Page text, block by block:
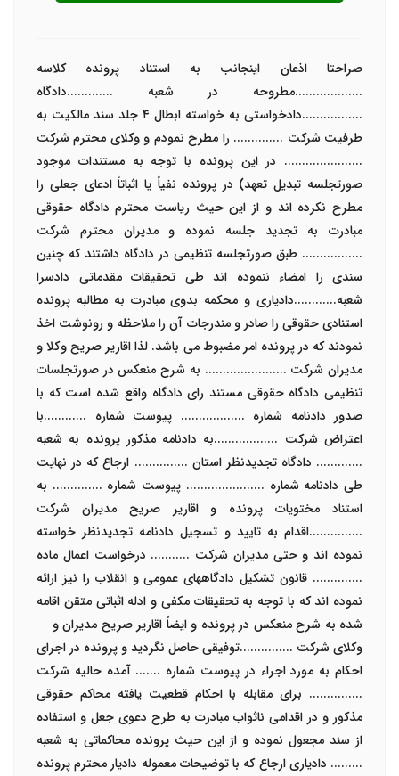
صراحتا اذعان اینجانب به استناد پرونده کلاسه
...................مطروحه در شعبه .............دادگاه
.................دادخواستی به خواسته ابطال ۴ جلد سند مالکیت به
طرفیت شرکت .............. را مطرح نمودم و وکلای محترم شرکت
...................... در این پرونده با توجه به مستندات موجود
صورتجلسه تبدیل تعهد) در پرونده نفیاً یا اثباتاً ادعای جعلی را
مطرح نکرده اند و از این حیث ریاست محترم دادگاه حقوقی
مبادرت به تجديد جلسه نموده و مدیران محترم شرکت
................. طبق صورتجلسه تنظیمی در دادگاه داشتند که چنین
سندی را امضاء ننموده اند طی تحقیقات مقدماتی دادسرا
شعبه............دادیاری و محکمه بدوی مبادرت به مطالبه پرونده
استنادی حقوقی را صادر و مندرجات آن را ملاحظه و رونوشت اخذ
نمودند که در پرونده امر مضبوط می باشد. لذا اقارير صريح وكلا و
مدیران شرکت ....................... به شرح منعکس در صورتجلسات
تنظیمی دادگاه حقوقی مستند رای دادگاه واقع شده است که با
صدور دادنامه شماره .................. پیوست شماره ............با
اعتراض شرکت ..................به دادنامه مذکور پرونده به شعبه
............. دادگاه تجدیدنظر استان ............... ارجاع که در نهایت
طی دادنامه شماره ...................... پیوست شماره .............. به
استناد مختویات پرونده و اقاریر صریح مدیران شرکت
...............اقدام به تایید و تسجیل دادنامه تجدیدنظر خواسته
نموده اند و حتی مدیران شرکت ........... درخواست اعمال ماده
.............. قانون تشکیل دادگاههای عمومی و انقلاب را نیز ارائه
نموده اند که با توجه به تحقیقات مکفی و ادله اثباتی متقن اقامه
شده به شرح منعکس در پرونده و ایضاً اقاریر صریح مدیران و
وکلای شرکت ...............توفیقی حاصل نگردید و پرونده در اجرای
احکام به مورد اجراء در پیوست شماره ....... آمده حالیه شرکت
............... برای مقابله با احکام قطعیت یافته محاکم حقوقی
مذکور و در اقدامی ناثواب مبادرت به طرح دعوی جعل و استفاده
از سند مجعول نموده و از این حیث پرونده محاکماتی به شعبه
......... دادیاری ارجاع که با توضیحات معموله دادیار محترم پرونده